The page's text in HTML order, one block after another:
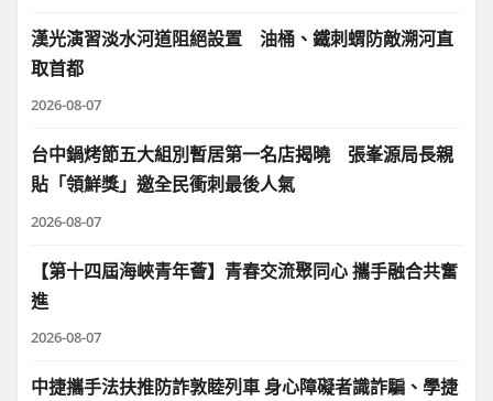
漢光演習淡水河道阻絕設置 油桶、鐵刺蝟防敵溯河直
取首都
2026-08-07
台中鍋烤節五大組別暫居第一名店揭曉 張峯源局長親
貼「領鮮獎」邀全民衝刺最後人氣
2026-08-07
【第十四屆海峽青年薈】青春交流聚同心 攜手融合共奮
進
2026-08-07
中捷攜手法扶推防詐敦睦列車 身心障礙者識詐騙、學捷